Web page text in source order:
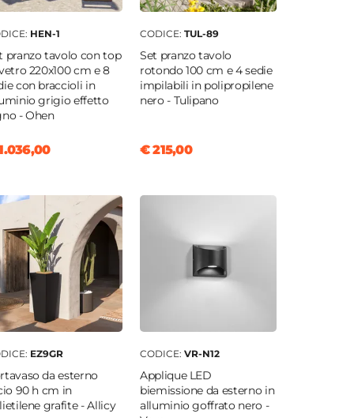
HEN-1
pranzo tavolo con top
220x100 cm e 8
con braccioli in
grigio effetto
- Ohen
CODICE: TUL-89
Set pranzo tavolo
rotondo 100 cm e 4 sedie
impilabili in polipropilene
nero - Tulipano
€ 215,00
EZ9GR
da esterno
90 h cm in
grafite - Allicy
CODICE: VR-N12
Applique LED
biemissione da esterno in
alluminio goffrato nero -